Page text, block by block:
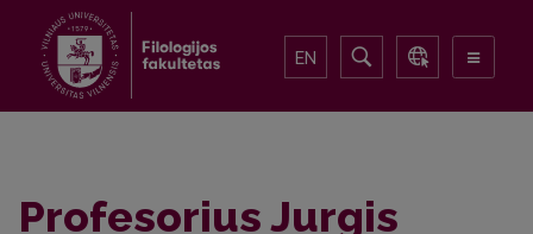
EN
Profesorius Jurgis